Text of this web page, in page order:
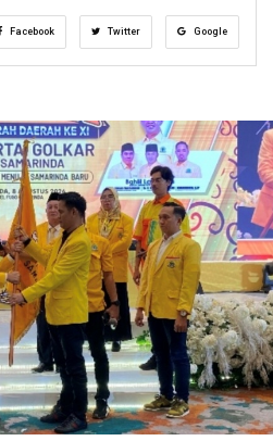
Facebook Twitter Google